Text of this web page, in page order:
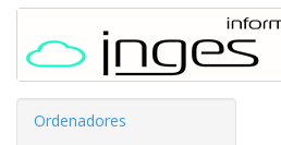
Ordenadores